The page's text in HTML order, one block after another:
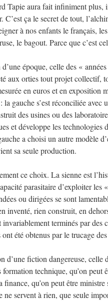
Tapie aura fait infiniment plus,
C’est ça le secret de tout,
à nos enfants le français,
le bagout. Parce que c’est
d’une époque, celle des «
aux orties tout projet collectif,
en euros et en exposition
gauche s’est réconciliée avec
des usines ou des
et développe les technologies
a choisi un autre modèle
sa seule production.
ce choix. La sienne est
parasitaire d’exploiter les
ou dirigées se sont
inventé, rien construit, en
terminés par des
été obtenus par le trucage
d’une fiction dangereuse,
technique, qu’on peut
finance, qu’on peut être
servent à rien, que seule